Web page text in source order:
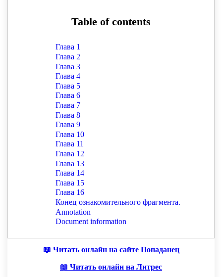
Я не стал заставлять его слишком долго ждать.
а если быть точнее, то практически неисследованная
техно-биологическая среда, которая смертельно
опасна для человека, что управляется загадочными
Регуляторами, агрессивно настроенными против
человечества. Из-за этого люди вынуждены жить под
специально созданными куполами, а покидать их
пределы с целью исследования земель и захвата
новых ресурсов только в те моменты, когда
специально обученные люди смогут уничтожить
цифровое воплощение Регулятора.
– Ну и как этих специально обученных людей
называют? – ходил он взад-вперёд, а в этот миг
посмотрел на меня искоса.
– Вы сейчас серьёзно, мистер Кроул? – хотел
было закатить глаза, но сдержался, только шумно
выдохнул.
– Говори-говори, – показал он на меня
📖 Читать онлайн на сайте Попаданец
📖 Читать онлайн на Литрес